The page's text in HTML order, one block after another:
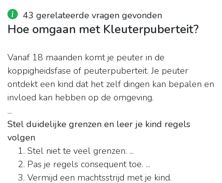
43 gerelateerde vragen gevonden
Hoe omgaan met Kleuterpuberteit?
Vanaf 18 maanden komt je peuter in de
koppigheidsfase of peuterpuberteit. Je peuter
ontdekt een kind dat het zelf dingen kan bepalen en
invloed kan hebben op de omgeving.
...
Stel duidelijke grenzen en leer je kind regels
volgen
Stel niet te veel grenzen. ...
Pas je regels consequent toe. ...
Vermijd een machtsstrijd met je kind.